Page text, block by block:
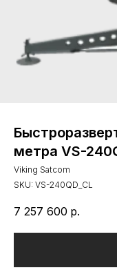
метра VS-
Viking Satcom
SKU: VS-240QD_CL
7 257 600 р.